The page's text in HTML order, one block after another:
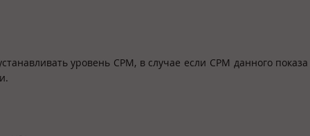
уровень CPM, в случае если CPM данного